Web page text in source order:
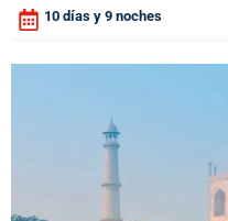
10 días y 9 noches